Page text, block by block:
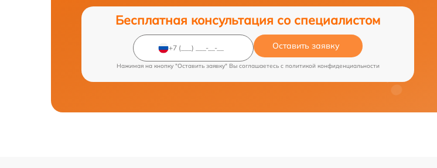
Бесплатная консультация со специалистом
Оставить заявку
Нажимая на кнопку "Оставить заявку" Вы соглашаетесь c политикой конфиденциальности